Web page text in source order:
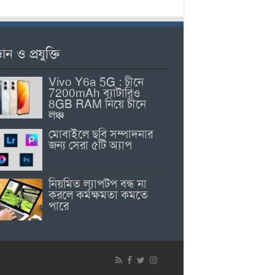
ও প্রযুক্তি
Vivo Y6a 5G : চীনে
7200mAh ব্যাটারিও
8GB RAM নিয়ে চীনে
লঞ্চ
মোবাইলে ছবি সম্পাদনার
জন্য সেরা ৫টি অ্যাপ
নিয়মিত ল্যাপটপ বন্ধ না
করলে কর্মক্ষমতা কমতে
পারে